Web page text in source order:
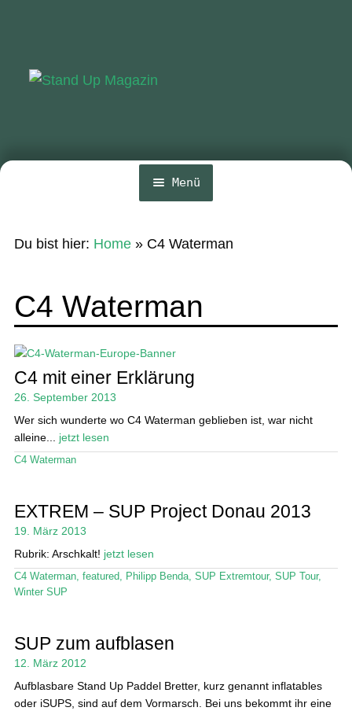
Menü
Ratgeber
Stand Up Magazin TV
SPOT FINDER
Du bist hier: Home» C4 Waterman
C4 Waterman
C4 mit einer Erklärung
26. September 2013
Wer sich wunderte wo C4 Waterman geblieben ist, war nicht
alleine... jetzt lesen
C4 Waterman
EXTREM – SUP Project Donau 2013
19. März 2013
Rubrik: Arschkalt! jetzt lesen
C4 Waterman, featured, Philipp Benda, SUP Extremtour, SUP Tour,
Winter SUP
SUP zum aufblasen
12. März 2012
Aufblasbare Stand Up Paddel Bretter, kurz genannt inflatables
oder iSUPS, sind auf dem Vormarsch. Bei uns bekommt ihr eine